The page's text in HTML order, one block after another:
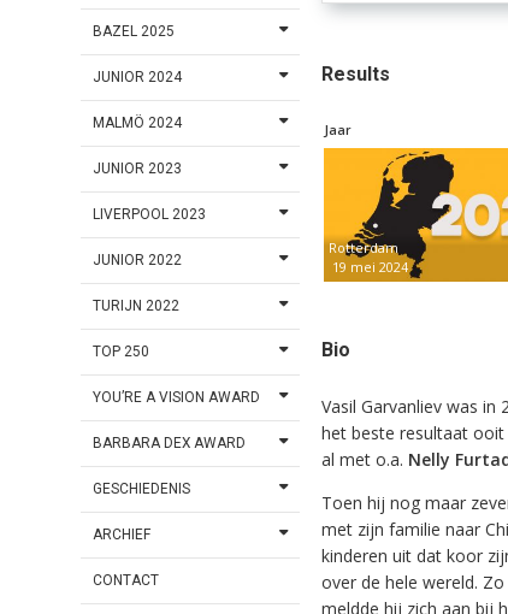
BAZEL 2025
JUNIOR 2024
MALMÖ 2024
JUNIOR 2023
LIVERPOOL 2023
JUNIOR 2022
TURIJN 2022
TOP 250
YOU’RE A VISION AWARD
BARBARA DEX AWARD
GESCHIEDENIS
ARCHIEF
CONTACT
Results
Jaar
Rotterdam
19 mei 2024
Bio
Vasil Garvanliev was in
het beste resultaat
al met o.a. Nelly
Toen hij nog maar
met zijn familie naar
kinderen uit dat koor
over de hele wereld.
meldde hij zich aan bij